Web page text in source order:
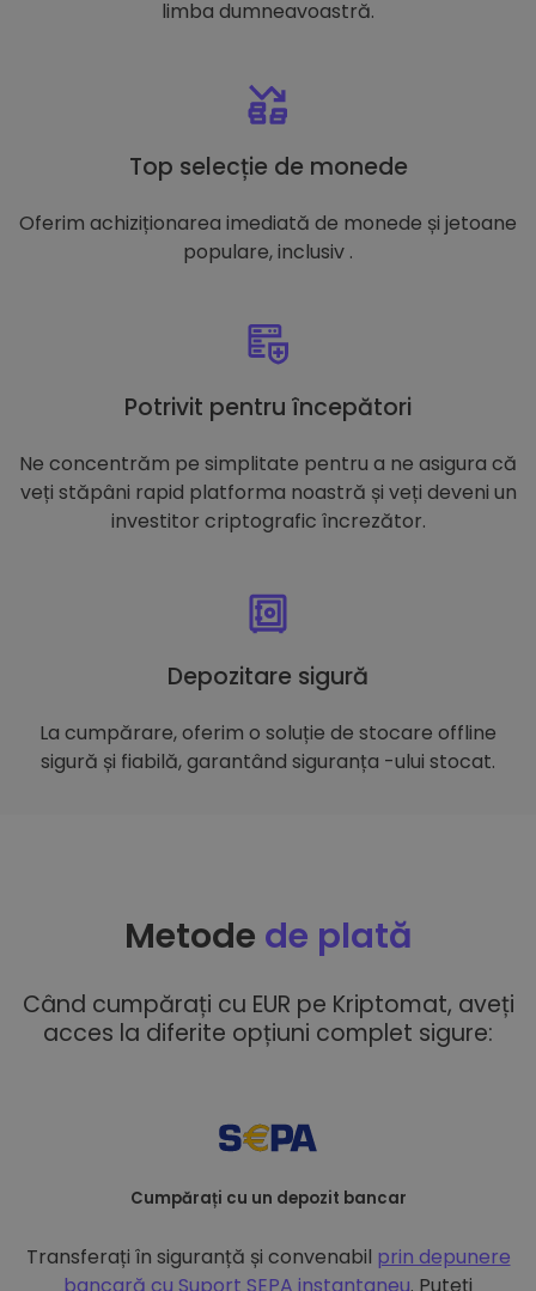
limba dumneavoastră.
Top selecție de monede
Oferim achiziționarea imediată de monede și jetoane
populare, inclusiv .
Potrivit pentru începători
Ne concentrăm pe simplitate pentru a ne asigura că
veți stăpâni rapid platforma noastră și veți deveni un
investitor criptografic încrezător.
Depozitare sigură
La cumpărare, oferim o soluție de stocare offline
sigură și fiabilă, garantând siguranța -ului stocat.
Metode de plată
Când cumpărați cu EUR pe Kriptomat, aveți
acces la diferite opțiuni complet sigure:
Cumpărați cu un depozit bancar
Transferați în siguranță și convenabil prin depunere